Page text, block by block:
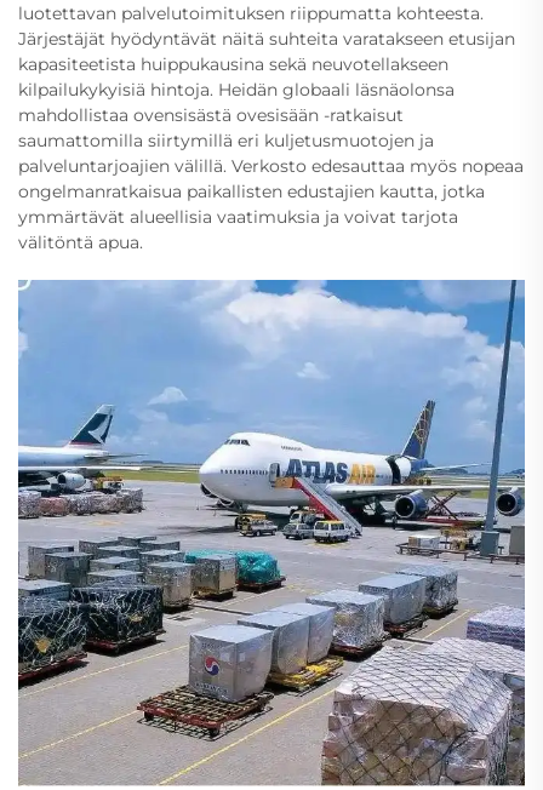
luotettavan palvelutoimituksen riippumatta kohteesta.
Järjestäjät hyödyntävät näitä suhteita varatakseen etusijan
kapasiteetista huippukausina sekä neuvotellakseen
kilpailukykyisiä hintoja. Heidän globaali läsnäolonsa
mahdollistaa ovensisästä ovesisään -ratkaisut
saumattomilla siirtymillä eri kuljetusmuotojen ja
palveluntarjoajien välillä. Verkosto edesauttaa myös nopeaa
ongelmanratkaisua paikallisten edustajien kautta, jotka
ymmärtävät alueellisia vaatimuksia ja voivat tarjota
välitöntä apua.